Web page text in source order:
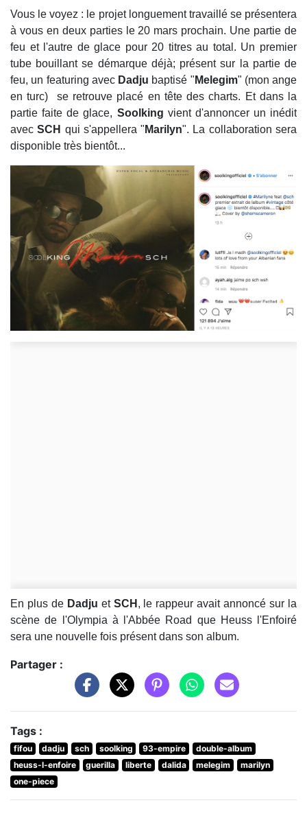
Vous le voyez : le projet longuement travaillé se présentera
à vous en deux parties le 20 mars prochain. Une partie de
feu et l'autre de glace pour 20 titres au total. Un premier
tube bouillant se démarque déjà; présent sur la partie de
feu, un featuring avec Dadju baptisé " Melegim" (mon ange
en turc) se retrouve placé en tête des charts. Et dans la
partie faite de glace, Soolking vient d'annoncer un inédit
avecSCH qui s'appellera " Marilyn". La collaboration sera
disponible très bientôt...
En plus de Dadju et SCH , le rappeur avait annoncé sur la
scène de l'Olympia à l'Abbée Road que Heuss l'Enfoiré
sera une nouvelle fois présent dans son album.
Partager :
Tags :
fifou dadju sch soolking 93-empire
double-album
heuss-l-enfoire
guerilla liberte dalida melegim
marilyn
one-piece